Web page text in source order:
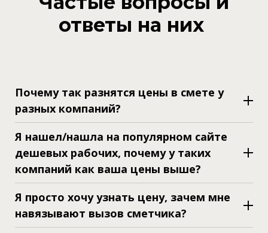
ответы на них
Почему так разнятся цены в смете у
разных компаний?
Я нашел/нашла на популярном сайте
дешевых рабочих, почему у таких
компаний как ваша цены выше?
Я просто хочу узнать цену, зачем мне
навязывают вызов сметчика?